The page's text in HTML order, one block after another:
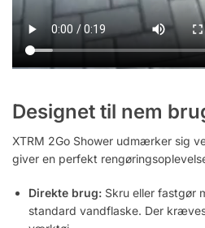
Designet til nem
XTRM 2Go Shower udmærker sig
giver en perfekt
Direkte brug: Skru eller fastgør
standard vandflaske. Der